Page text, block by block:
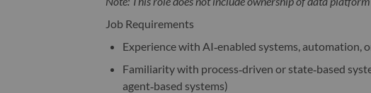
Job Requirements
Experience with AI‑enabled systems, automation,
Familiarity with process‑driven or state‑based
agent‑based systems)